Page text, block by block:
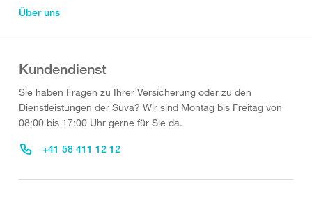
Über uns
Kundendienst
Sie haben Fragen zu Ihrer Versicherung oder zu den
Dienstleistungen der Suva? Wir sind Montag bis Freitag von
08:00 bis 17:00 Uhr gerne für Sie da.
+41 58 411 12 12